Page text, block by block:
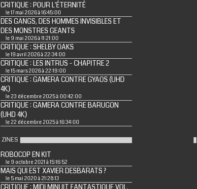
CRITIQUE : POUR L'ÉTERNITÉ
le 17 mai 2026 à 16:45:00
DES GANGS, DES HOMMES INVISIBLES ET
DES MONSTRES GEANTS
le 9 mai 2026 à 11:21:00
CRITIQUE : SHELBY OAKS
le 19 avril 2026 à 22:34:00
CRITIQUE : LES INTRUS - CHAPITRE 2
le 15 mars 2026 à 22:19:00
CRITIQUE : GAMERA CONTRE GYAOS (UHD
4K)
le 23 décembre 2025 à 00:42:00
CRITIQUE : GAMERA CONTRE BARUGON
(UHD 4K)
le 22 décembre 2025 à 16:34:00
ZINES
ROBOCOP EN KIT
le 9 octobre 2021 à 15:16:52
MAIS QUI EST XAVIER DESBARATS ?
le 5 mai 2020 à 21:28:13